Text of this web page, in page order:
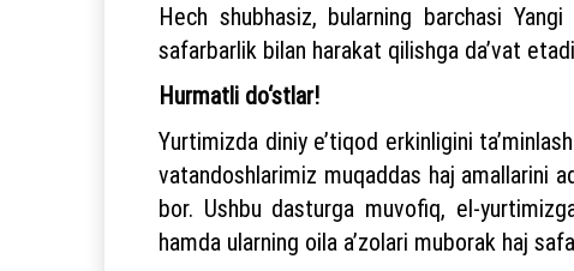
Hech shubhasiz, bularning barchasi
safarbarlik bilan harakat qilishga da’vat
Hurmatli do‘stlar!
Yurtimizda diniy e’tiqod erkinligini
vatandoshlarimiz muqaddas haj amallarini
bor. Ushbu dasturga muvofiq, el-
hamda ularning oila a’zolari muborak haj